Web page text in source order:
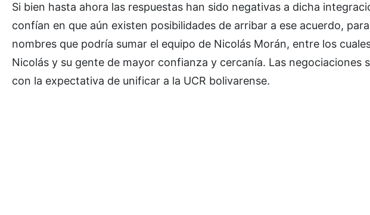
Si bien hasta ahora las respuestas han sido negativas a dicha
confían en que aún existen posibilidades de arribar a ese acuerdo,
nombres que podría sumar el equipo de Nicolás Morán, entre los
Nicolás y su gente de mayor confianza y cercanía. Las negociaciones
con la expectativa de unificar a la UCR bolivarense.